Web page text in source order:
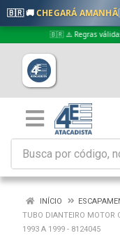
🇧🇷 🚚CHEGARÁ AMANHÃ
🇧🇷 ⚠️ Regras válidas
INÍCIO
TUBO DIANTEIRO MOTOR
1993 A 1999 - 8124045